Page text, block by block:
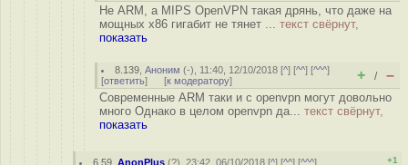
Не ARM, а MIPS OpenVPN такая дрянь, что даже на
мощных x86 гигабит не тянет ... текст свёрнут,
показать
8.139 ,Аноним (-), 11:40, 12/10/2018 [^] [^^] [^^^]
[ответить] [к модератору] + / –
Современные ARM таки и с openvpn могут довольно
много Однако в целом openvpn да... текст свёрнут,
показать
6.59 ,AnonPlus (?), 23:42, 06/10/2018 [^] [^^] [^^^] +1